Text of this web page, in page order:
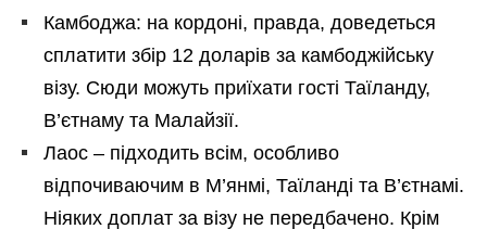
Камбоджа: на кордоні, правда, доведеться
сплатити збір 12 доларів за камбоджійську
візу. Сюди можуть приїхати гості Таїланду,
В’єтнаму та Малайзії.
Лаос – підходить всім, особливо
відпочиваючим в М’янмі, Таїланді та В’єтнамі.
Ніяких доплат за візу не передбачено. Крім